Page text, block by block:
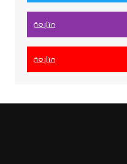
متابعة
متابعة